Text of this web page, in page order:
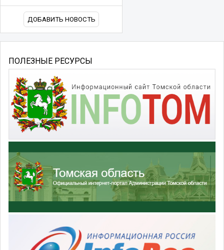
ДОБАВИТЬ НОВОСТЬ
ПОЛЕЗНЫЕ РЕСУРСЫ